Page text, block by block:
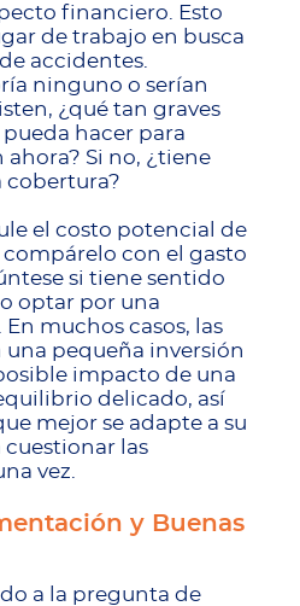
financiero. Esto
de trabajo en busca
accidentes.
ninguno o serían
¿qué tan graves
hacer para
Si no, ¿tiene
cobertura?
el costo potencial de
compárelo con el gasto
si tiene sentido
optar por una
muchos casos, las
pequeña inversión
impacto de una
delicado, así
mejor se adapte a su
las
vez.
y Buenas
a la pregunta de